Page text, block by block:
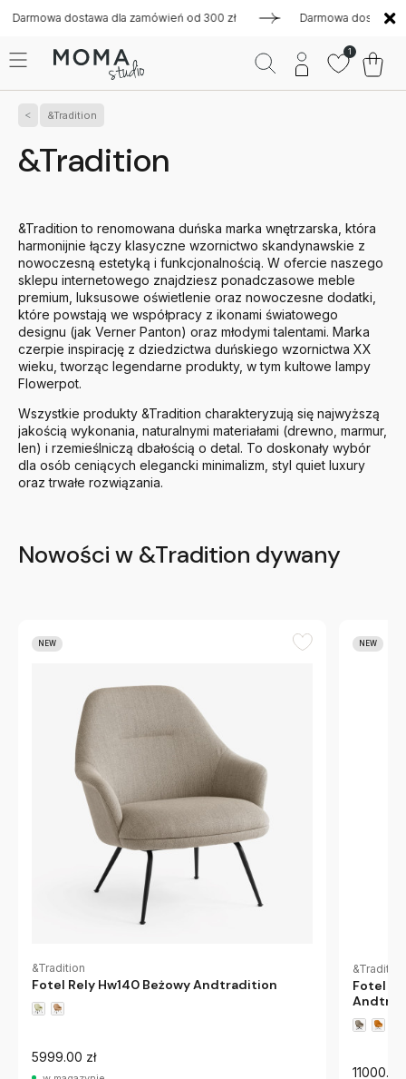
dostawa dla zamówień od 300 zł Darmowa dostawa dla
1
&Tradition
&Tradition
&Tradition to renomowana duńska marka wnętrzarska, która
harmonijnie łączy klasyczne wzornictwo skandynawskie z
nowoczesną estetyką i funkcjonalnością. W ofercie naszego
sklepu internetowego znajdziesz ponadczasowe meble
premium, luksusowe oświetlenie oraz nowoczesne dodatki,
które powstają we współpracy z ikonami światowego
designu (jak Verner Panton) oraz młodymi talentami. Marka
czerpie inspirację z dziedzictwa duńskiego wzornictwa XX
wieku, tworząc legendarne produkty, w tym kultowe lampy
Flowerpot.
Wszystkie produkty &Tradition charakteryzują się najwyższą
jakością wykonania, naturalnymi materiałami (drewno, marmur,
len) i rzemieślniczą dbałością o detal. To doskonały wybór
dla osób ceniących elegancki minimalizm, styl quiet luxury
oraz trwałe rozwiązania.
Nowości w &Tradition dywany
NEW
&Tradition
Fotel Rely Hw140 Beżowy Andtradition
5999.00 zł
NEW
&Tradition
Fotel
11000.00